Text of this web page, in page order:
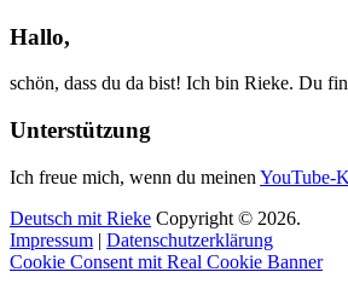
Hallo,
schön, dass du da bist! Ich bin Rieke. Du
Unterstützung
Ich freue mich, wenn du meinen YouTube-
Deutsch mit Rieke Copyright © 2026.
Impressum | Datenschutzerklärung
Cookie Consent mit Real Cookie Banner